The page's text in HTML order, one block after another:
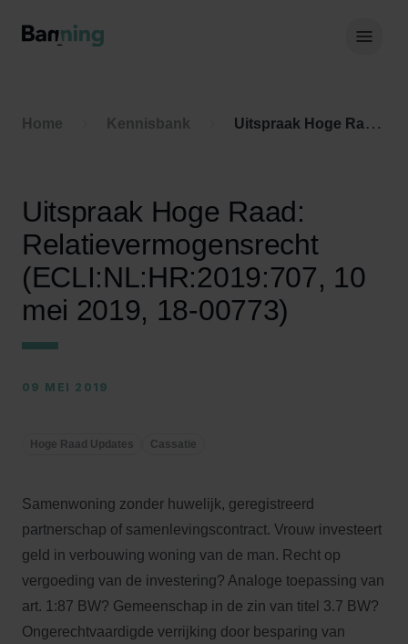
Home Kennisbank Uitspraak Hoge Raad: Relatievermogensrecht (ECLI:NL:HR:2019:707, 10 mei 2019, 18-00773)
Uitspraak Hoge Raad:
Relatievermogensrecht
(ECLI:NL:HR:2019:707, 10
mei 2019, 18-00773)
09 MEI 2019
Hoge Raad Updates Cassatie
Samenwoning zonder huwelijk, geregistreerd
partnerschap of samenlevingscontract. Vrouw investeert
geld in verbouwing woning van de man. Recht op
vergoeding van de investering? Analoge toepassing van
art. 1:87 BW? Gemeenschap in de zin van titel 3.7 BW?
Ongerechtvaardigde verrijking door besparing van